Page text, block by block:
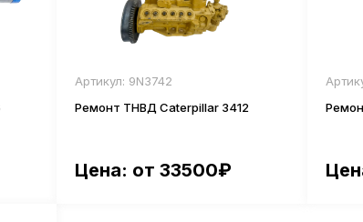
Цена: от 33500₽
Ремонт ТНВД Caterpillar 3412
Артикул: 9N3742